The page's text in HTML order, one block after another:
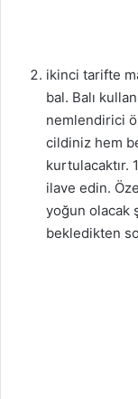
ikinci tarifte
bal. Balı
nemlendirici
cildiniz hem
kurtulacaktır.
ilave edin.
yoğun olacak
bekledikten